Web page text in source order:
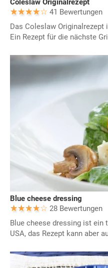
Coleslaw Originalrezept
41 Bewertungen
Das Coleslaw
Ein Rezept für die nächste
Blue cheese dressing
28 Bewertungen
Blue cheese dressing ist ein
USA, das Rezept kann aber